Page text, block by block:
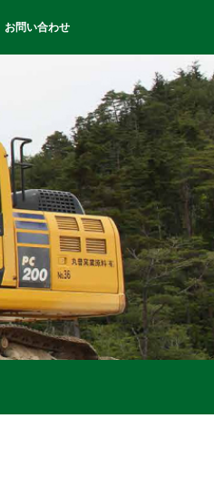
お問い合わせ